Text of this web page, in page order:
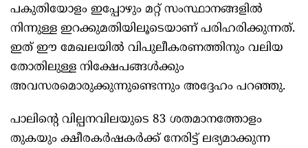
പകുതിയോളം ഇപ്പോഴും മറ്റ് സംസ്ഥാനങ്ങളിൽ
നിന്നുള്ള ഇറക്കുമതിയിലൂടെയാണ് പരിഹരിക്കുന്നത്.
ഇത് ഈ മേഖലയിൽ വിപുലീകരണത്തിനും വലിയ
തോതിലുള്ള നിക്ഷേപങ്ങൾക്കും
അവസരമൊരുക്കുന്നുണ്ടെന്നും അദ്ദേഹം പറഞ്ഞു.
പാലിന്റെ വില്പനവിലയുടെ 83 ശതമാനത്തോളം
തുകയും ക്ഷീരകർഷകർക്ക് നേരിട്ട് ലഭ്യമാക്കുന്ന